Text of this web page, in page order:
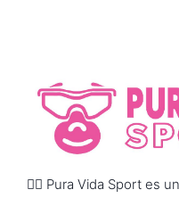
🏃‍♂️ Pura Vida Sport es